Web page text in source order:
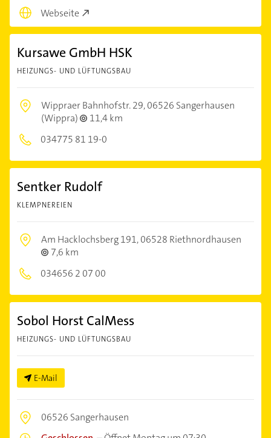
Webseite
Kursawe GmbH HSK
HEIZUNGS- UND LÜFTUNGSBAU
Wippraer Bahnhofstr. 29,06526 Sangerhausen
(Wippra)
11,4 km
034775 81 19-0
Sentker Rudolf
KLEMPNEREIEN
Am Hacklochsberg 191,06528 Riethnordhausen
7,6 km
034656 2 07 00
Sobol Horst CalMess
HEIZUNGS- UND LÜFTUNGSBAU
E-Mail
06526 Sangerhausen